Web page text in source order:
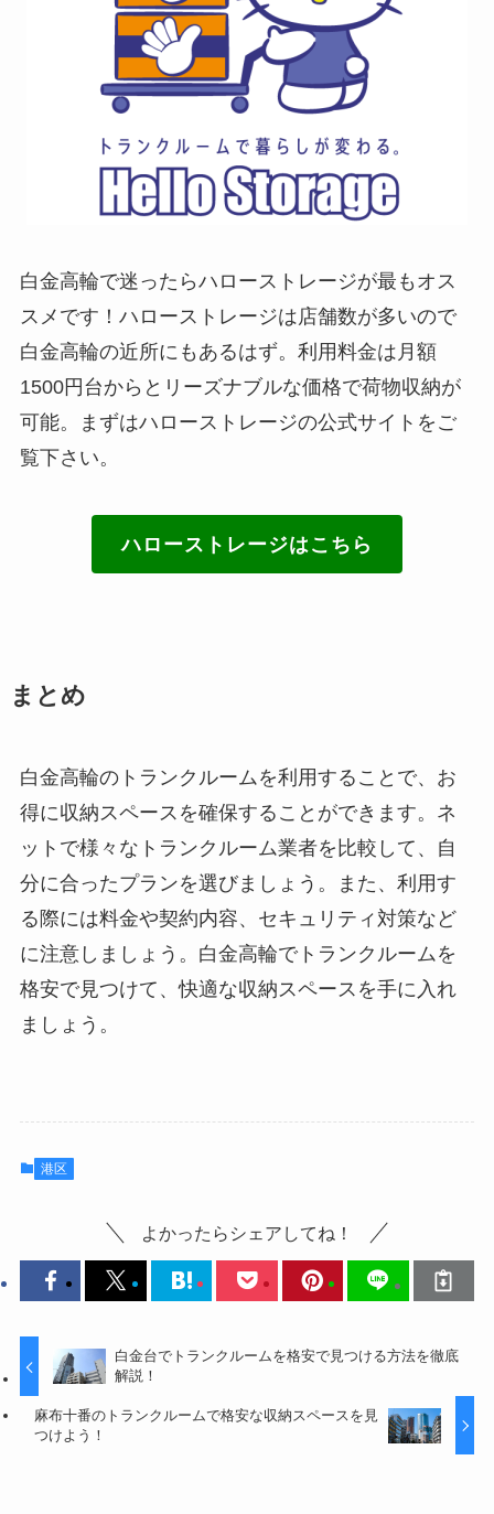
白金高輪で迷ったらハローストレージが最もオス
スメです！ハローストレージは店舗数が多いので
白金高輪の近所にもあるはず。利用料金は月額
1500円台からとリーズナブルな価格で荷物収納が
可能。まずはハローストレージの公式サイトをご
覧下さい。
ハローストレージはこちら
まとめ
白金高輪のトランクルームを利用することで、お
得に収納スペースを確保することができます。ネ
ットで様々なトランクルーム業者を比較して、自
分に合ったプランを選びましょう。また、利用す
る際には料金や契約内容、セキュリティ対策など
に注意しましょう。白金高輪でトランクルームを
格安で見つけて、快適な収納スペースを手に入れ
ましょう。
港区
よかったらシェアしてね！
白金台でトランクルームを格安で見つける方法を徹底
解説！
麻布十番のトランクルームで格安な収納スペースを見
つけよう！